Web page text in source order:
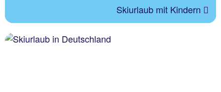
Skiurlaub mit Kindern